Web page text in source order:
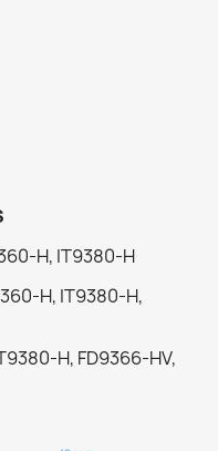
H, IT9380-H
H, IT9380-H,
H, FD9366-HV,